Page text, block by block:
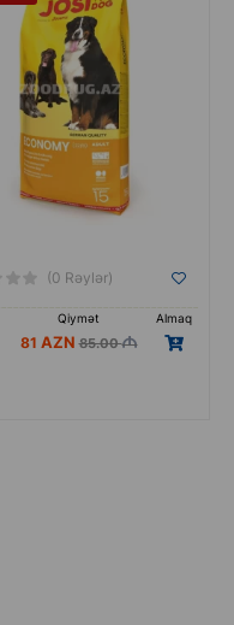
(0 Rəylər)
Qiymət
Almaq
81 85.00